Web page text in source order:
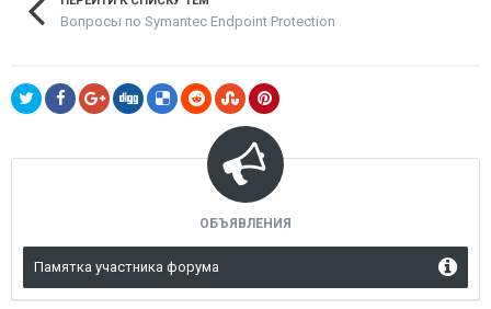
Вопросы по Symantec Endpoint Protection
ОБЪЯВЛЕНИЯ
Памятка участника форума